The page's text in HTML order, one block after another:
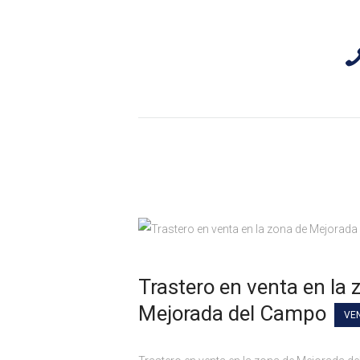
Habicasa Inmobiliaria –
Trastero en venta en la
Mejorada del Campo